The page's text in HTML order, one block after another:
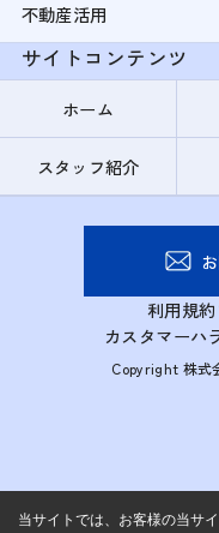
不動産活用
サイトコンテンツ
ホーム
スタッフ紹介
利用規約
カスタマーハ
Copyright 株式
当サイトでは、お客様の当サ